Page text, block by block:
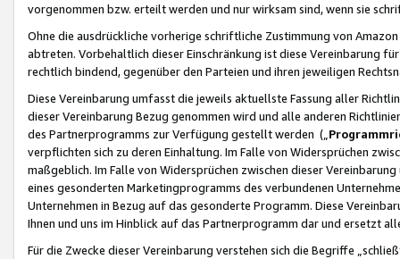
vorgenommen bzw. erteilt werden und nur wirksam sind, wenn sie
Ohne die ausdrückliche vorherige schriftliche Zustimmung von
abtreten. Vorbehaltlich dieser Einschränkung ist diese Vereinbarung
rechtlich bindend, gegenüber den Parteien und ihren jeweiligen
Diese Vereinbarung umfasst die jeweils aktuellste Fassung aller
dieser Vereinbarung Bezug genommen wird und alle anderen
des Partnerprogramms zur Verfügung gestellt werden („
verpflichten sich zu deren Einhaltung. Im Falle von Widersprüchen
maßgeblich. Im Falle von Widersprüchen zwischen dieser
eines gesonderten Marketingprogramms des verbundenen
Unternehmen in Bezug auf das gesonderte Programm. Diese
Ihnen und uns im Hinblick auf das Partnerprogramm dar und ersetzt
Für die Zwecke dieser Vereinbarung verstehen sich die Begriffe